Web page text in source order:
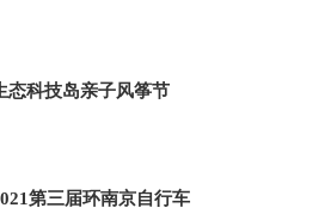
态科技岛亲子风筝节
第三届环南京自行车